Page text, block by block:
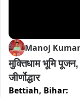
Manoj
मुक्तिधाम भूमि
जीर्णोद्धार
Bettiah, Bihar: